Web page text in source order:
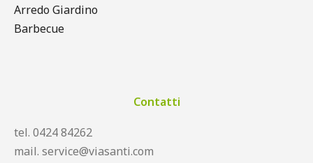
Arredo Giardino
Barbecue
Contatti
tel. 0424 84262
mail. service@viasanti.com